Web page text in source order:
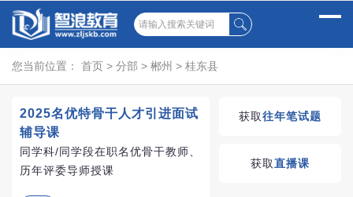
您当前位置： 首页 > 分部 > 郴州 > 桂东县
2025名优特骨干人才引进面试
辅导课
同学科/同学段在职名优骨干教师、
历年评委导师授课
湖南教师招聘考试优
获取往年笔试题
获取直播课